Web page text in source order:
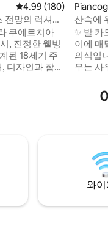
평점 4.99점(5점 만점),
4.99 (180)
전망의 럭셔리
쿠에르치아
, 진정한 웰빙
된 18세기 주
디자인과 함께
보내기에 이
산속에
있는 럭
✨ 발 카
이에 매
의식입
우는 사
하는
와이
와이